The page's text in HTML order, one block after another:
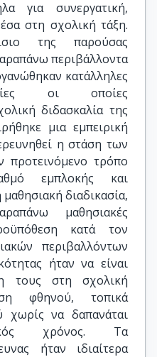
για συνεργατική,
στη σχολική τάξη.
της παρούσας
περιβάλλοντα
κατάλληλες
οι οποίες
διδασκαλία της
μια εμπειρική
η στάση των
προτεινόμενο τρόπο
εμπλοκής και
διαδικασία,
μαθησιακές
κατά τον
περιβαλλόντων
ήταν να είναι
τους στη σχολική
φθηνού, τοπικά
χωρίς να δαπανάται
χρόνος. Τα
ήταν ιδιαίτερα